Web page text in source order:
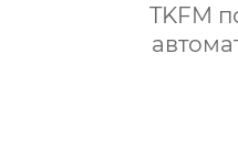
TKFM